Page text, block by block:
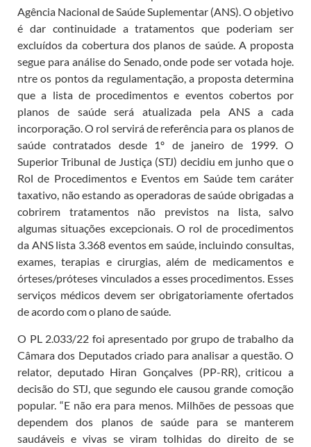
Agência Nacional de Saúde Suplementar (ANS). O objetivo
é dar continuidade a tratamentos que poderiam ser
excluídos da cobertura dos planos de saúde. A proposta
segue para análise do Senado, onde pode ser votada hoje.
ntre os pontos da regulamentação, a proposta determina
que a lista de procedimentos e eventos cobertos por
planos de saúde será atualizada pela ANS a cada
incorporação. O rol servirá de referência para os planos de
saúde contratados desde 1º de janeiro de 1999. O
Superior Tribunal de Justiça (STJ) decidiu em junho que o
Rol de Procedimentos e Eventos em Saúde tem caráter
taxativo, não estando as operadoras de saúde obrigadas a
cobrirem tratamentos não previstos na lista, salvo
algumas situações excepcionais. O rol de procedimentos
da ANS lista 3.368 eventos em saúde, incluindo consultas,
exames, terapias e cirurgias, além de medicamentos e
órteses/próteses vinculados a esses procedimentos. Esses
serviços médicos devem ser obrigatoriamente ofertados
de acordo com o plano de saúde.
O PL 2.033/22 foi apresentado por grupo de trabalho da
Câmara dos Deputados criado para analisar a questão. O
relator, deputado Hiran Gonçalves (PP-RR), criticou a
decisão do STJ, que segundo ele causou grande comoção
popular. “E não era para menos. Milhões de pessoas que
dependem dos planos de saúde para se manterem
saudáveis e vivas se viram tolhidas do direito de se